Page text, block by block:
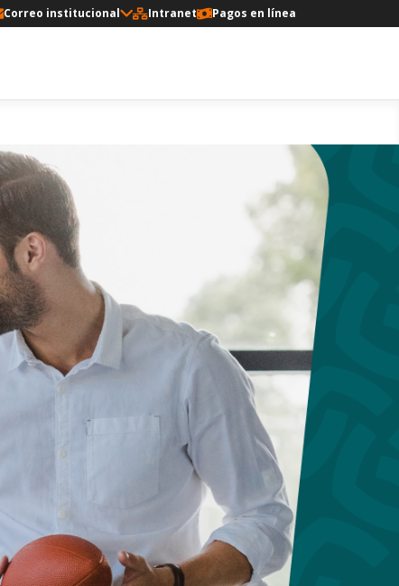
Correo institucional Intranet Pagos en línea